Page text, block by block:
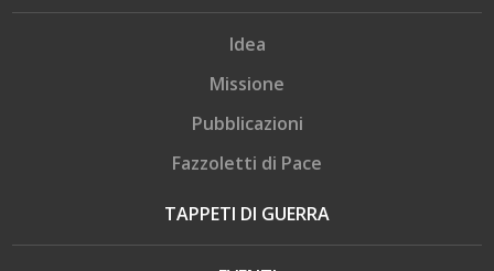
Idea
Missione
Pubblicazioni
Fazzoletti di Pace
TAPPETI DI GUERRA